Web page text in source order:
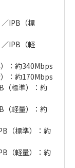
IPB（標
IPB（軽
：約340Mbps
：約170Mbps
（標準）：約
（軽量）：約
（標準）：約
（軽量）：約